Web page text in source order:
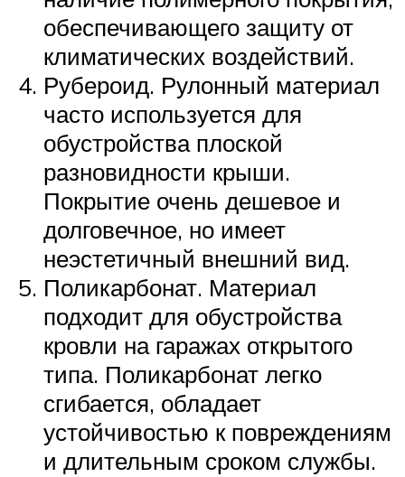
обеспечивающего защиту от
климатических воздействий.
Рубероид. Рулонный материал
часто используется для
обустройства плоской
разновидности крыши.
Покрытие очень дешевое и
долговечное, но имеет
неэстетичный внешний вид.
Поликарбонат. Материал
подходит для обустройства
кровли на гаражах открытого
типа. Поликарбонат легко
сгибается, обладает
устойчивостью к повреждениям
и длительным сроком службы.